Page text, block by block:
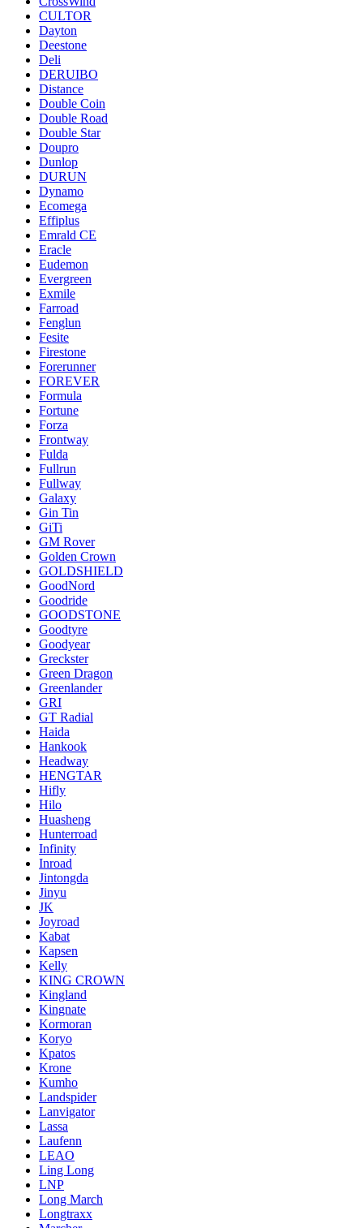
CULTOR
Dayton
Deestone
Deli
DERUIBO
Distance
Double Coin
Double Road
Double Star
Doupro
Dunlop
DURUN
Dynamo
Ecomega
Effiplus
Emrald СЕ
Eracle
Eudemon
Evergreen
Exmile
Farroad
Fenglun
Fesite
Firestone
Forerunner
FOREVER
Formula
Fortune
Forza
Frontway
Fulda
Fullrun
Fullway
Galaxy
Gin Tin
GiTi
GM Rover
Golden Crown
GOLDSHIELD
GoodNord
Goodride
GOODSTONE
Goodtyre
Goodyear
Greckster
Green Dragon
Greenlander
GRI
GT Radial
Haida
Hankook
Headway
HENGTAR
Hifly
Hilo
Huasheng
Hunterroad
Infinity
Inroad
Jintongda
Jinyu
JK
Joyroad
Kabat
Kapsen
Kelly
KING CROWN
Kingland
Kingnate
Kormoran
Koryo
Kpatos
Krone
Kumho
Landspider
Lanvigator
Lassa
Laufenn
LEAO
Ling Long
LNP
Long March
Longtraxx